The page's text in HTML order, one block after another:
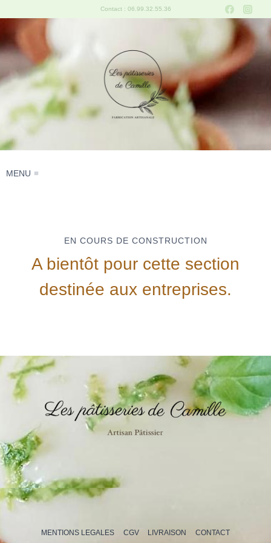
au
Contact : 06.99.32.55.36
MENU
EN COURS DE CONSTRUCTION
A bientôt pour cette section
destinée aux entreprises.
MENTIONS LEGALES CGV LIVRAISON CONTACT